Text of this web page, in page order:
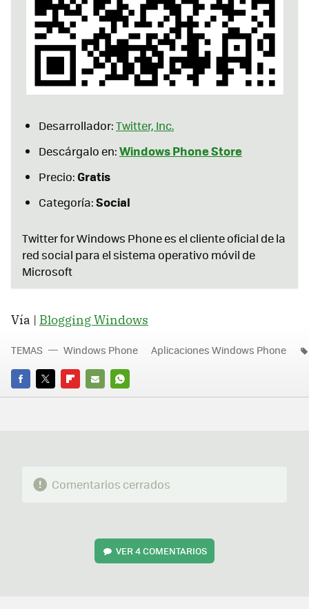
Desarrollador:Twitter, Inc.
Descárgalo en:Windows Phone Store
Precio:Gratis
Categoría:Social
Twitter for Windows Phone es el cliente oficial de la
red social para el sistema operativo móvil de
Microsoft
Vía | Blogging Windows
FACEBOOK
TWITTERFLIPBOARD
E-
WHATSAPP
TEMAS Windows Phone Aplicaciones Windows Phone
Comentarios cerrados
VER4 COMENTARIOS